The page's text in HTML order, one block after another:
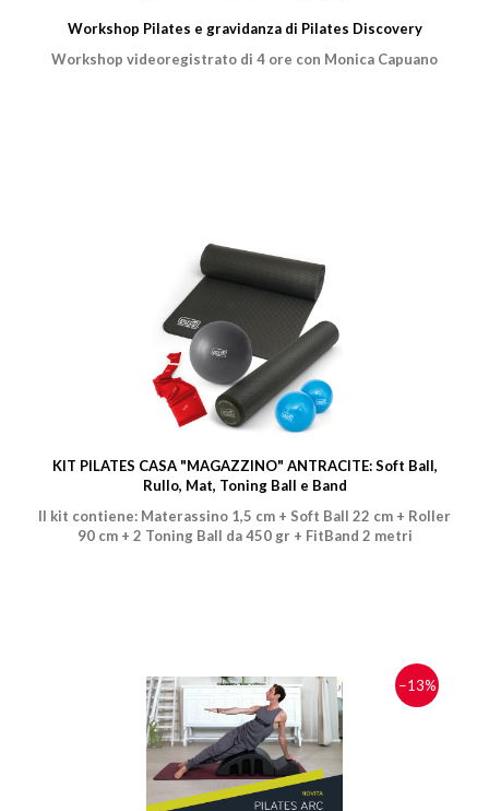
Workshop Pilates e gravidanza di Pilates Discovery
Workshop videoregistrato di 4 ore con Monica Capuano
KIT PILATES CASA "MAGAZZINO" ANTRACITE: Soft Ball,
Rullo, Mat, Toning Ball e Band
Il kit contiene: Materassino 1,5 cm + Soft Ball 22 cm + Roller
90 cm + 2 Toning Ball da 450 gr + FitBand 2 metri
−13%